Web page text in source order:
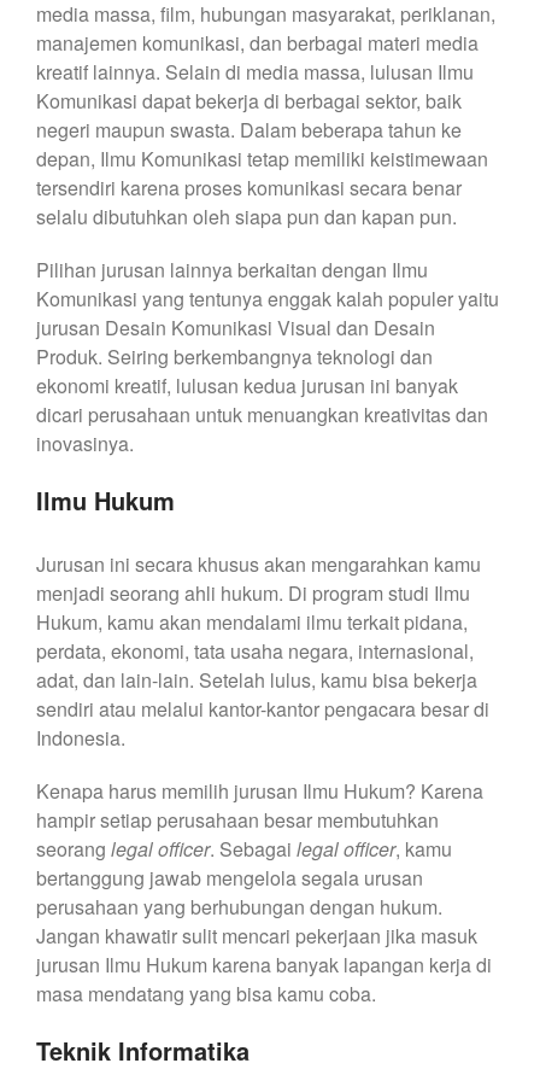
media massa, film, hubungan masyarakat, periklanan,
manajemen komunikasi, dan berbagai materi media
kreatif lainnya. Selain di media massa, lulusan Ilmu
Komunikasi dapat bekerja di berbagai sektor, baik
negeri maupun swasta. Dalam beberapa tahun ke
depan, Ilmu Komunikasi tetap memiliki keistimewaan
tersendiri karena proses komunikasi secara benar
selalu dibutuhkan oleh siapa pun dan kapan pun.
Pilihan jurusan lainnya berkaitan dengan Ilmu
Komunikasi yang tentunya enggak kalah populer yaitu
jurusan Desain Komunikasi Visual dan Desain
Produk. Seiring berkembangnya teknologi dan
ekonomi kreatif, lulusan kedua jurusan ini banyak
dicari perusahaan untuk menuangkan kreativitas dan
inovasinya.
Ilmu Hukum
Jurusan ini secara khusus akan mengarahkan kamu
menjadi seorang ahli hukum. Di program studi Ilmu
Hukum, kamu akan mendalami ilmu terkait pidana,
perdata, ekonomi, tata usaha negara, internasional,
adat, dan lain-lain. Setelah lulus, kamu bisa bekerja
sendiri atau melalui kantor-kantor pengacara besar di
Indonesia.
Kenapa harus memilih jurusan Ilmu Hukum? Karena
hampir setiap perusahaan besar membutuhkan
seorang legal officer. Sebagai legal officer, kamu
bertanggung jawab mengelola segala urusan
perusahaan yang berhubungan dengan hukum.
Jangan khawatir sulit mencari pekerjaan jika masuk
jurusan Ilmu Hukum karena banyak lapangan kerja di
masa mendatang yang bisa kamu coba.
Teknik Informatika